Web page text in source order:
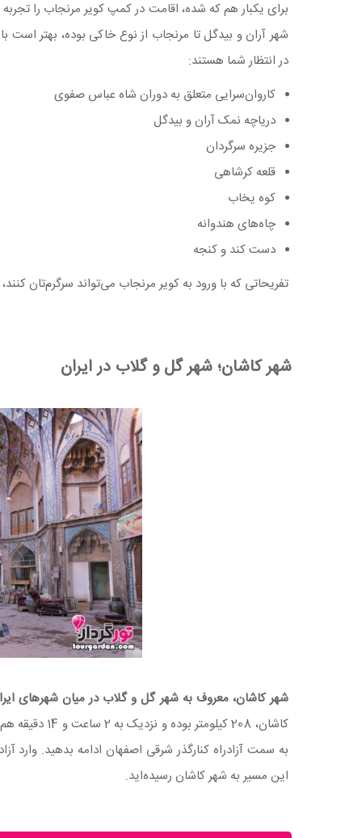
شهر آران و بیدگل تا مرنجاب از نوع خاکی بوده، بهتر
در انتظار شما هستند:
کاروان‌سرایی متعلق به دوران شاه عباس صفوی
دریاچه نمک آران و بیدگل
جزیره سرگردان
قلعه کرشاهی
کوه یخاب
چاه‌های هندوانه
دست کند و کنجه
تفریحاتی که با ورود به کویر مرنجاب می‌تواند سرگرم‌تان
شهر کاشان؛ شهر گل و گلاب در ایران
شهر کاشان، معروف به شهر گل و گلاب در میان شهرهای
کاشان، 208
به سمت آزادراه کنارگذر شرقی اصفهان ادامه بدهید. وارد
این مسیر به شهر کاشان رسیده‌اید.